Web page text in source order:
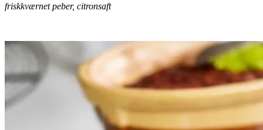
friskkværnet peber, citronsaft